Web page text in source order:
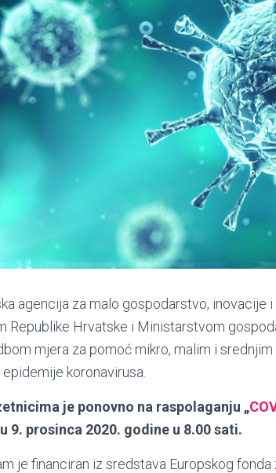
agencija za malo gospodarstvo, inovacije
Republike Hrvatske i Ministarstvom
mjera za pomoć mikro, malim i
koronavirusa.
je ponovno na raspolaganju „
9. prosinca 2020. godine u 8.00 sati.
je financiran iz sredstava Europskog